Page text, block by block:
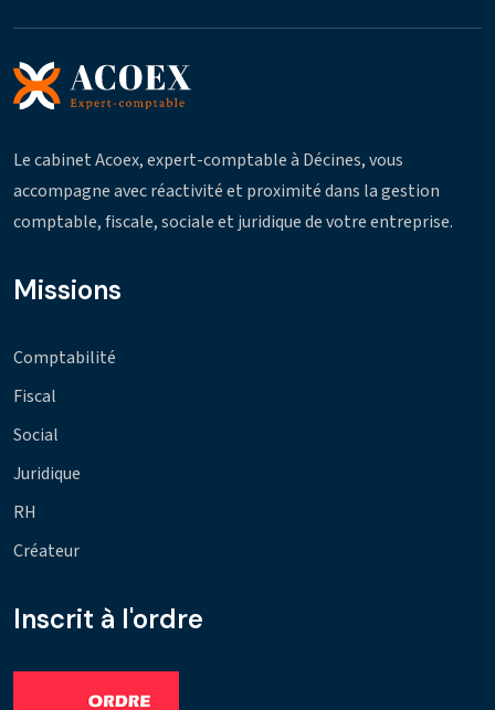
Le cabinet Acoex, expert-comptable à Décines, vous
accompagne avec réactivité et proximité dans la gestion
comptable, fiscale, sociale et juridique de votre entreprise.
Missions
Comptabilité
Fiscal
Social
Juridique
RH
Créateur
Inscrit à l'ordre